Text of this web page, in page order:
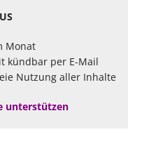
Monat
kündbar per E-Mail
Nutzung aller Inhalte
unterstützen